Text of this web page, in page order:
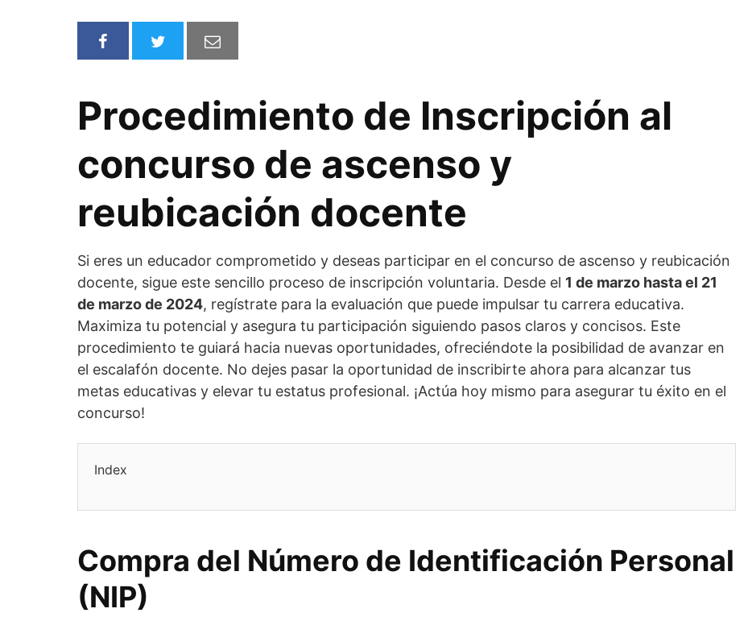
Procedimiento de Inscripción al
concurso de ascenso y
reubicación docente
Si eres un educador comprometido y deseas participar en el concurso de ascenso y reubicación
docente, sigue este sencillo proceso de inscripción voluntaria. Desde el 1 de marzo hasta el 21
de marzo de 2024, regístrate para la evaluación que puede impulsar tu carrera educativa.
Maximiza tu potencial y asegura tu participación siguiendo pasos claros y concisos. Este
procedimiento te guiará hacia nuevas oportunidades, ofreciéndote la posibilidad de avanzar en
el escalafón docente. No dejes pasar la oportunidad de inscribirte ahora para alcanzar tus
metas educativas y elevar tu estatus profesional. ¡Actúa hoy mismo para asegurar tu éxito en el
concurso!
Index
Compra del Número de Identificación Personal
(NIP)